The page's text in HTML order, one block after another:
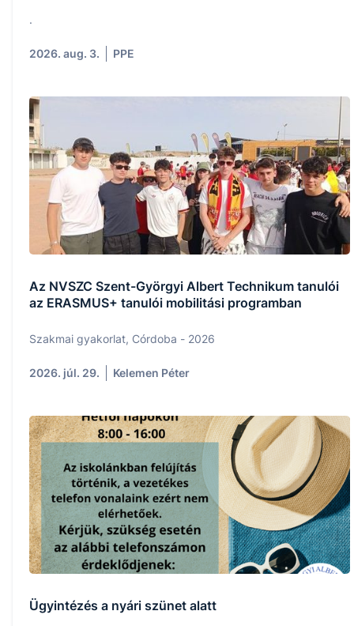
.
2026. aug. 3. PPE
Az NVSZC Szent-Györgyi Albert Technikum tanulói
az ERASMUS+ tanulói mobilitási programban
Szakmai gyakorlat, Córdoba - 2026
2026. júl. 29. Kelemen Péter
Ügyintézés a nyári szünet alatt